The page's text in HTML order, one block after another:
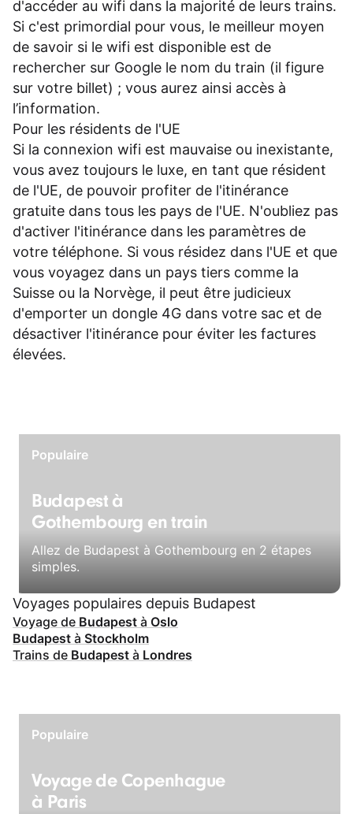
d'accéder au wifi dans la majorité de leurs trains.
Si c'est primordial pour vous, le meilleur moyen
de savoir si le wifi est disponible est de
rechercher sur Google le nom du train (il figure
sur votre billet) ; vous aurez ainsi accès à
l’information.
Pour les résidents de l'UE
Si la connexion wifi est mauvaise ou inexistante,
vous avez toujours le luxe, en tant que résident
de l'UE, de pouvoir profiter de l'itinérance
gratuite dans tous les pays de l'UE. N'oubliez pas
d'activer l'itinérance dans les paramètres de
votre téléphone. Si vous résidez dans l'UE et que
vous voyagez dans un pays tiers comme la
Suisse ou la Norvège, il peut être judicieux
d'emporter un dongle 4G dans votre sac et de
désactiver l'itinérance pour éviter les factures
élevées.
Populaire
Budapest à
Gothembourg en train
Allez de Budapest à Gothembourg en 2 étapes
simples.
Voyages populaires depuis Budapest
Voyage de Budapest à Oslo
Budapest à Stockholm
Trains de Budapest à Londres
Populaire
Voyage de Copenhague
à Paris